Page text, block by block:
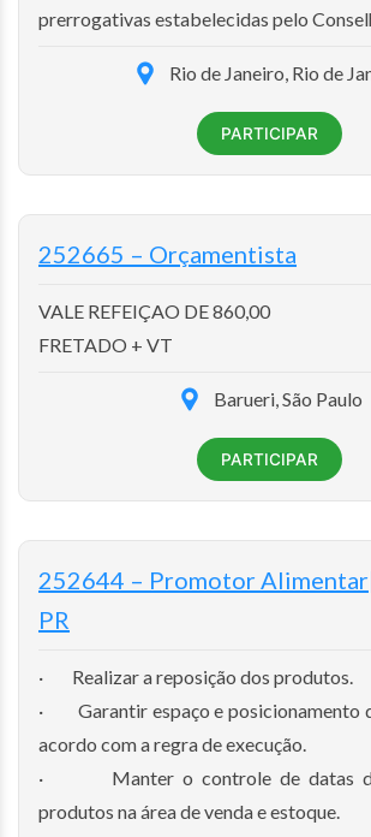
prerrogativas estabelecidas pelo
Rio de Janeiro, Rio de
PARTICIPAR
252665 – Orçamentista
VALE REFEIÇAO DE 860,00
FRETADO + VT
Barueri, São Paulo
PARTICIPAR
252644 – Promotor
PR
· Realizar a reposição dos produtos.
· Garantir espaço e posicionamento
acordo com a regra de execução.
· Manter o controle de datas de
produtos na área de venda e estoque.